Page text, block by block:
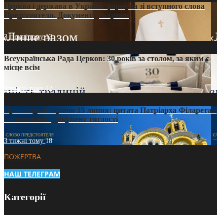
Церква і держава в Україні: формула зі вступного слова
Предстоятеля. Документ доктрини
3 тижні тому13
Всеукраїнська Рада Церков: 30 років за столом, за яким є
місце всім
3 тижні тому12
Проповідь Епіфанія 15 липня: цитата Патріарха Філарета з
його амвона. Документ тяглості
3 тижні тому18
ПОЖЕРТВА
НАШ ТЕЛЕГРАМ
Категорії